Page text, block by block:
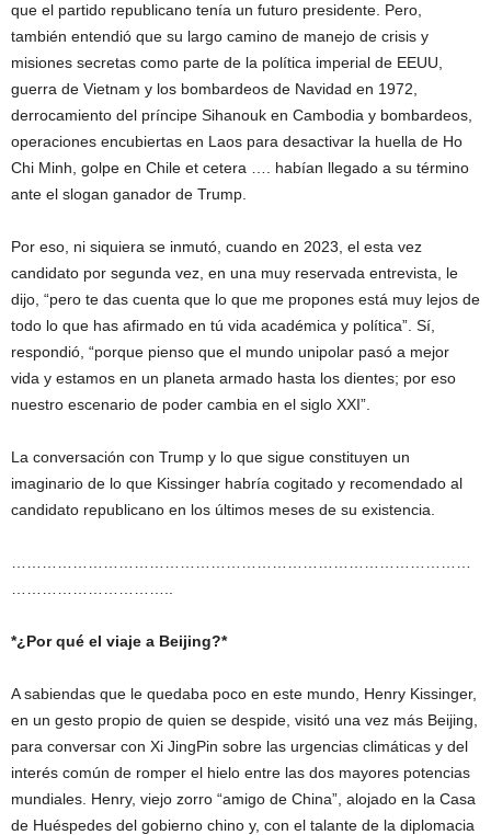
que el partido republicano tenía un futuro presidente. Pero,
también entendió que su largo camino de manejo de crisis y
misiones secretas como parte de la política imperial de EEUU,
guerra de Vietnam y los bombardeos de Navidad en 1972,
derrocamiento del príncipe Sihanouk en Cambodia y bombardeos,
operaciones encubiertas en Laos para desactivar la huella de Ho
Chi Minh, golpe en Chile et cetera …. habían llegado a su término
ante el slogan ganador de Trump.
Por eso, ni siquiera se inmutó, cuando en 2023, el esta vez
candidato por segunda vez, en una muy reservada entrevista, le
dijo, “pero te das cuenta que lo que me propones está muy lejos de
todo lo que has afirmado en tú vida académica y política”. Sí,
respondió, “porque pienso que el mundo unipolar pasó a mejor
vida y estamos en un planeta armado hasta los dientes; por eso
nuestro escenario de poder cambia en el siglo XXI”.
La conversación con Trump y lo que sigue constituyen un
imaginario de lo que Kissinger habría cogitado y recomendado al
candidato republicano en los últimos meses de su existencia.
*¿Por qué el viaje a Beijing?*
A sabiendas que le quedaba poco en este mundo, Henry Kissinger,
en un gesto propio de quien se despide, visitó una vez más Beijing,
para conversar con Xi JingPin sobre las urgencias climáticas y del
interés común de romper el hielo entre las dos mayores potencias
mundiales. Henry, viejo zorro “amigo de China”, alojado en la Casa
de Huéspedes del gobierno chino y, con el talante de la diplomacia